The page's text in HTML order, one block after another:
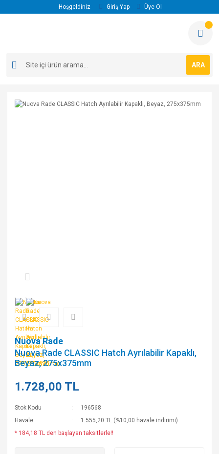
Hoşgeldiniz Giriş Yap Üye Ol
ARA
Nuova Rade
Nuova Rade CLASSIC Hatch Ayrılabilir Kapaklı,
Beyaz, 275x375mm
1.728,00 TL
Stok Kodu
196568
Havale
1.555,20 TL (%10,00 havale indirimi)
* 184,18 TL den başlayan taksitlerle!!